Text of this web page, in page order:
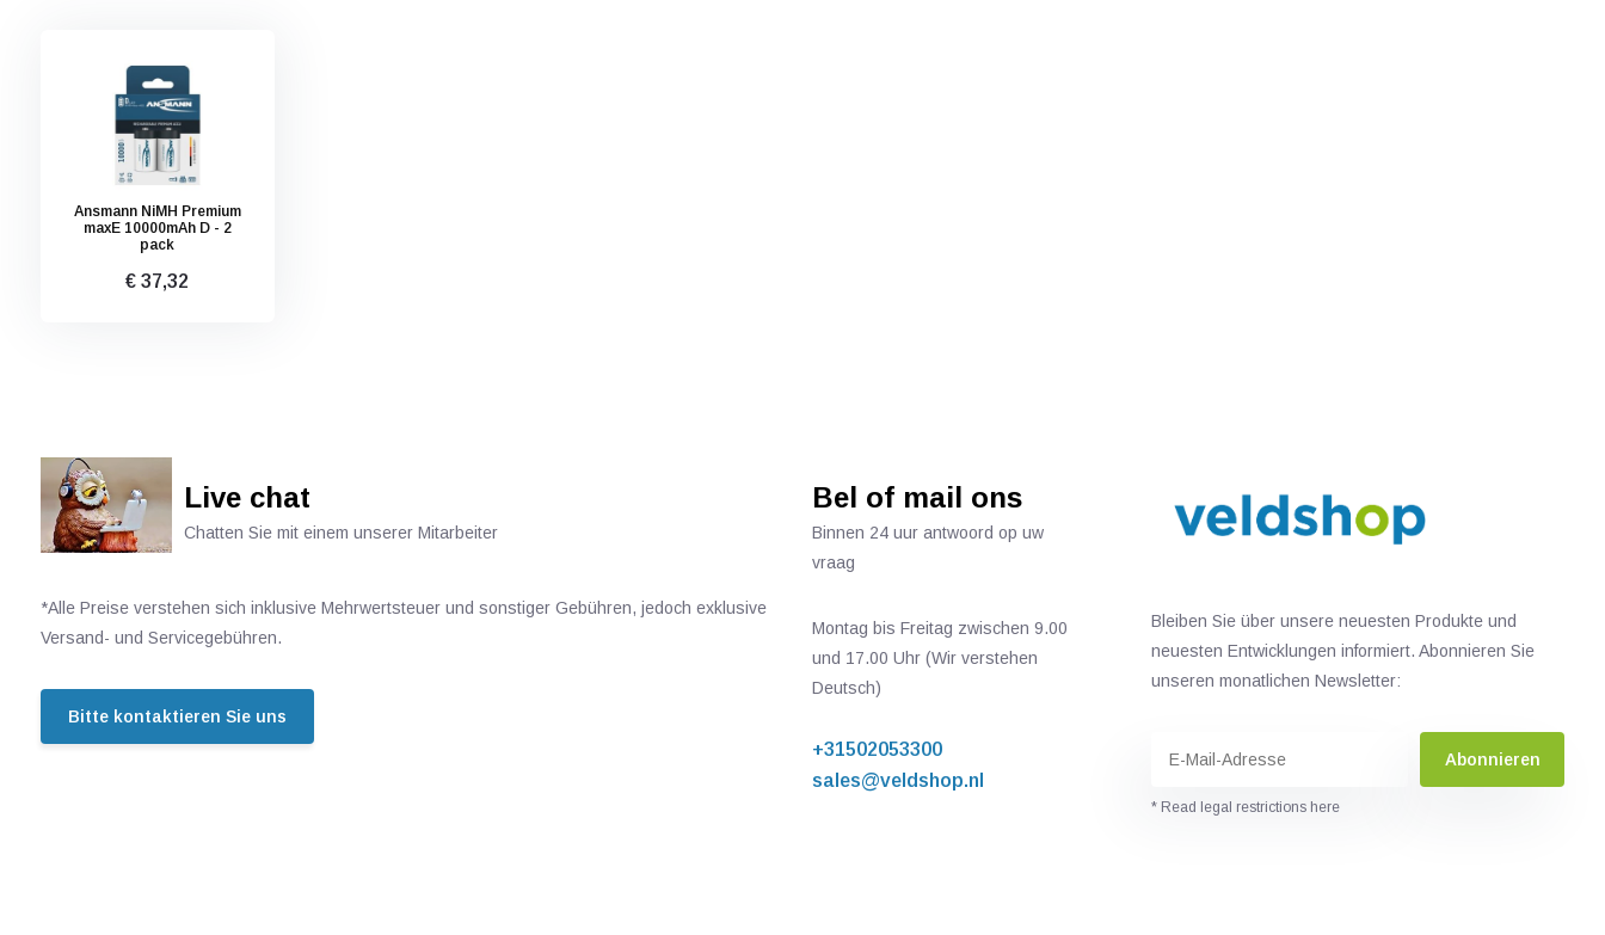
Ansmann NiMH Premium
maxE 10000mAh D - 2
pack
€ 37,32
Live chat
Chatten Sie mit einem unserer Mitarbeiter
*Alle Preise verstehen sich inklusive Mehrwertsteuer und sonstiger Gebühren, jedoch exklusive
Versand- und Servicegebühren.
Bitte kontaktieren Sie uns
Bel of mail ons
Binnen 24 uur antwoord op uw
vraag
Montag bis Freitag zwischen 9.00
und 17.00 Uhr (Wir verstehen
Deutsch)
+31502053300
sales@veldshop.nl
Bleiben Sie über unsere neuesten Produkte und
neuesten Entwicklungen informiert. Abonnieren Sie
unseren monatlichen Newsletter:
Abonnieren
* Read legal restrictions here